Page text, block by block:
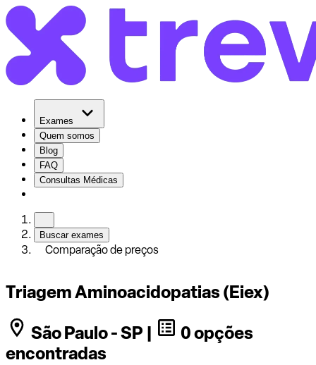
Exames
Quem somos
Blog
FAQ
Consultas Médicas
Buscar exames
Comparação de preços
Triagem Aminoacidopatias (Eiex)
São Paulo - SP |
0 opções
encontradas